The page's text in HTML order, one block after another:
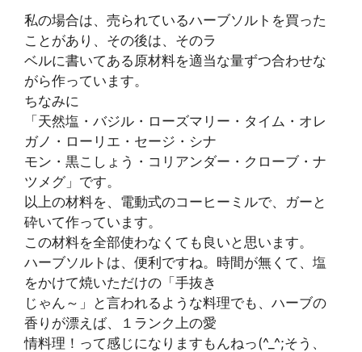
私の場合は、売られているハーブソルトを買った
ことがあり、その後は、そのラ
ベルに書いてある原材料を適当な量ずつ合わせな
がら作っています。
ちなみに
「天然塩・バジル・ローズマリー・タイム・オレ
ガノ・ローリエ・セージ・シナ
モン・黒こしょう・コリアンダー・クローブ・ナ
ツメグ」です。
以上の材料を、電動式のコーヒーミルで、ガーと
砕いて作っています。
この材料を全部使わなくても良いと思います。
ハーブソルトは、便利ですね。時間が無くて、塩
をかけて焼いただけの「手抜き
じゃん～」と言われるような料理でも、ハーブの
香りが漂えば、１ランク上の愛
情料理！って感じになりますもんねっ(^_^;そう、